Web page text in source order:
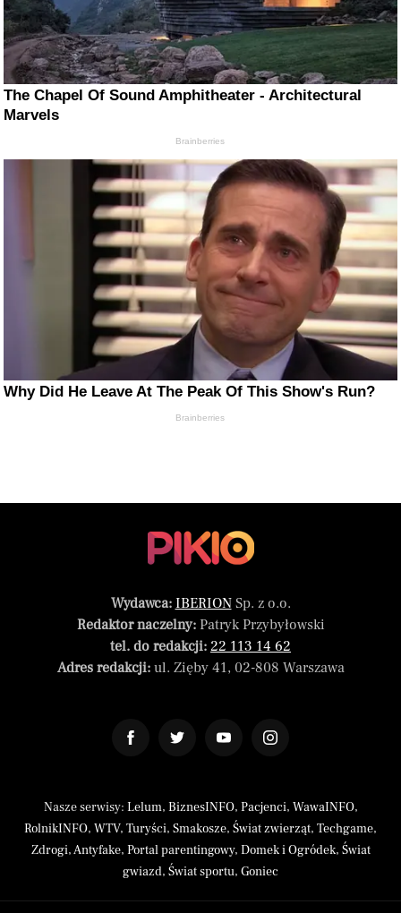
The Chapel Of Sound Amphitheater - Architectural
Marvels
Brainberries
Why Did He Leave At The Peak Of This Show's Run?
Brainberries
Wydawca: IBERIONSp. z o.o.
Redaktor naczelny:Patryk Przybyłowski
tel. do redakcji: 22 113 14 62
Adres redakcji:ul. Zięby 41, 02-808 Warszawa
Nasze serwisy: Lelum, BiznesINFO, Pacjenci, WawaINFO,
RolnikINFO, WTV, Turyści, Smakosze, Świat zwierząt, Techgame,
Zdrogi,Antyfake, Portal parentingowy, Domek i Ogródek, Świat
gwiazd, Świat sportu, Goniec